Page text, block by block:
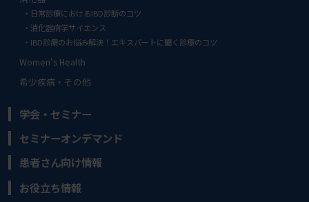
日常診療におけるIBD診断のコツ
消化器病学サイエンス
IBD診療のお悩み解決！エキスパートに聞く診療のコツ
Women's Health
希少疾病・その他
学会・セミナー
セミナーオンデマンド
患者さん向け情報
お役立ち情報